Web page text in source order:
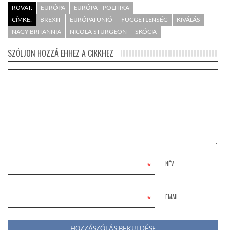
ROVAT: EURÓPA
EURÓPA - POLITIKA
CÍMKE:
BREXIT EURÓPAI UNIÓ FÜGGETLENSÉG
KIVÁLÁS
NAGY-BRITANNIA
NICOLA STURGEON SKÓCIA
SZÓLJON HOZZÁ EHHEZ A CIKKHEZ
NÉV
*
EMAIL
*